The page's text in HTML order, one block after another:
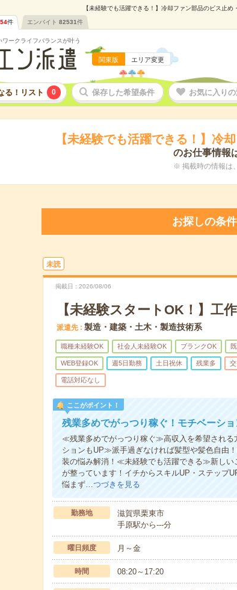
【未経験でも活躍できる！】冷却ファン部品のビス止
件 エンバイト 82531件
ワークライフバランスが叶う
関東版 エリア変更
る！リスト 0 保存した希望条件 お気に入り
【未経験でも活躍できる！】冷
のお仕事情報
※ 掲載時の情報は
お探しの条
未読
掲載日 2026/08/06
【未経験スタートOK！】工
派遣先 製造・建築・土木・製造技術系
職種未経験OK 社会人未経験OK ブランクOK
WEB登録OK 週5日勤務 土日祝休 残業多
電話対応なし
ここがポイント！
残業多めでがっつり稼ぐ！モチベーショ
≪残業多めでがっつり稼ぐ≫高収入を希望され
ションもUP≫派手過ぎなければ髪型や髪色自由
装の悩み解消！≪未経験でも活躍できる≫新しい
が整っています！イチからスキルUP・ステッ
悩まず…つづきを見る
勤務地
滋賀県栗東市
手原駅から---分
曜日頻度 月～金
時間 08:20～17:20